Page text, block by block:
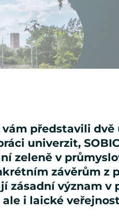
vám představili
univerzit, SOBIC
zeleně v
závěrům z
zásadní význam v
i laické